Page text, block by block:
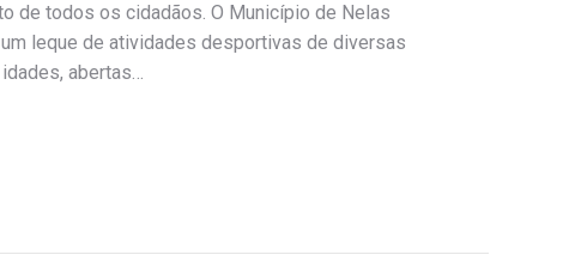
de todos os cidadãos. O Município de Nelas
leque de atividades desportivas de diversas
abertas…